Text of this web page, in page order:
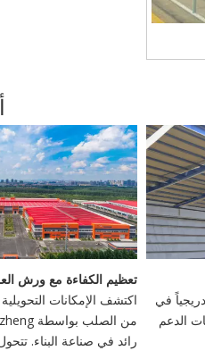
اكتشف الإمكانات
رائد في صناعة البناء.
في
الدعم